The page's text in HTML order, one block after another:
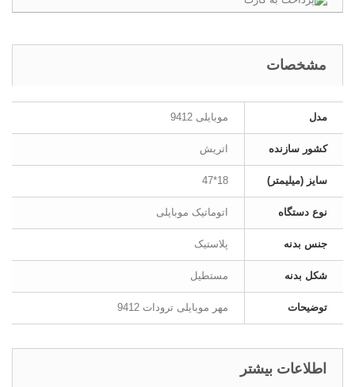
مشخصات
مدل موبایلی 9412
کشور سازنده اتریش
سایز (میلیمتر) 18*47
نوع دستگاه اتوماتیک موبایلی
جنس بدنه پلاستیک
شکل بدنه مستطیل
توضیحات مهر موبایلی ترودات 9412
اطلاعات بیشتر